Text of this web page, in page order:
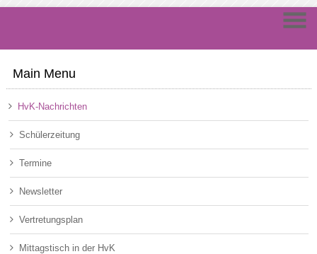
Main Menu
HvK-Nachrichten
Schülerzeitung
Termine
Newsletter
Vertretungsplan
Mittagstisch in der HvK